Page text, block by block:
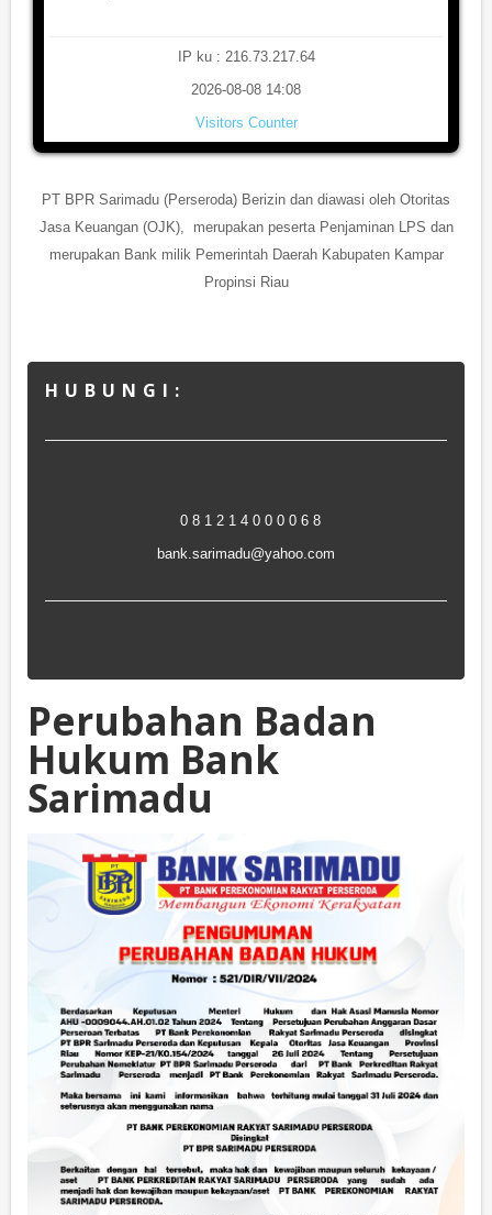
IP ku : 216.73.217.64
2026-08-08 14:08
Visitors Counter
PT BPR Sarimadu (Perseroda) Berizin dan diawasi oleh Otoritas
Jasa Keuangan (OJK), merupakan peserta Penjaminan LPS dan
merupakan Bank milik Pemerintah Daerah Kabupaten Kampar
Propinsi Riau
H U B U N G I :
0 8 1 2 1 4 0 0 0 0 6 8
bank.sarimadu@yahoo.com
Perubahan Badan
Hukum Bank
Sarimadu